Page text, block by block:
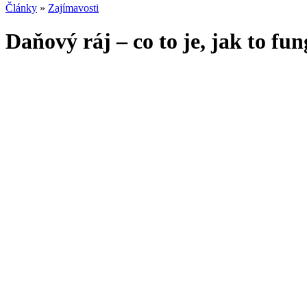
Články » Zajímavosti
Daňový ráj – co to je, jak to